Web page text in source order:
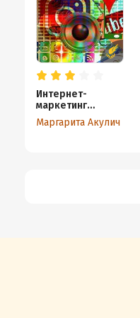
Интернет-
маркетинг
в социальных
сетях
Маргарита Акулич